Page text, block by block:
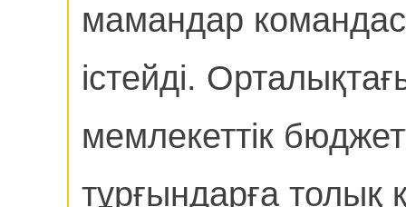
мамандар
істейді.
мемлекеттік
тұрғындарға толық